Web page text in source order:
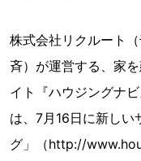
株式会社リクルート
斉）が運営する、家
イト『ハウジングナ
は、7月16日に新しい
グ」（http://